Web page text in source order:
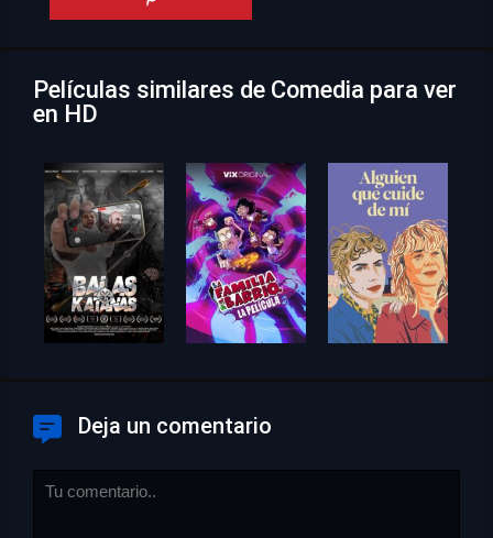
Películas similares de Comedia para ver
en HD
Deja un comentario